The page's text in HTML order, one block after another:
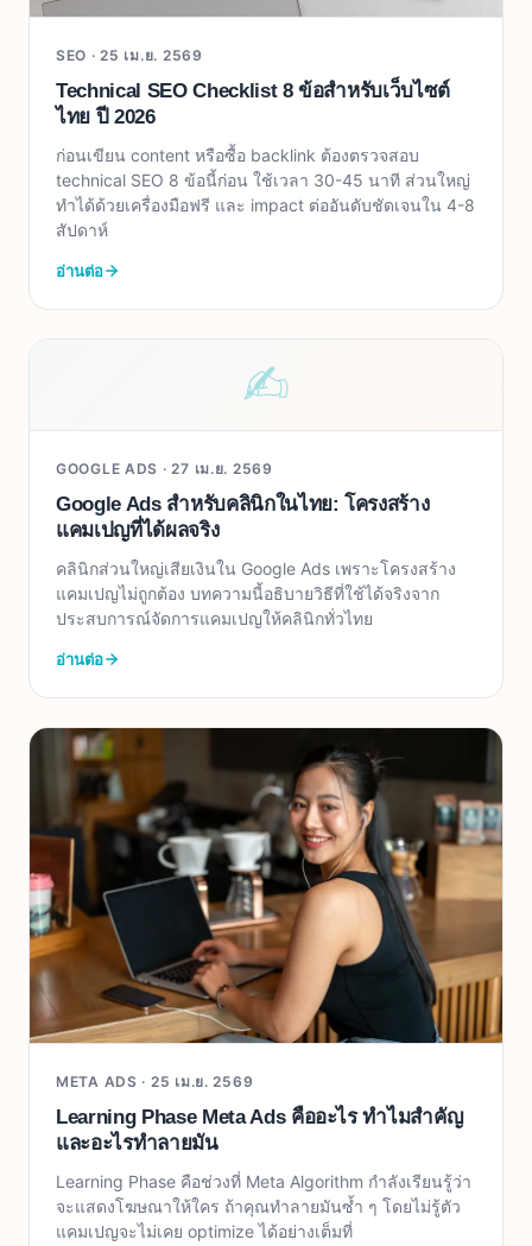
SEO ·25 เม.ย. 2569
Technical SEO Checklist 8 ข้อสำหรับเว็บไซต์
ไทย ปี 2026
ก่อนเขียน content หรือซื้อ backlink ต้องตรวจสอบ
technical SEO 8 ข้อนี้ก่อน ใช้เวลา 30-45 นาที ส่วนใหญ่
ทำได้ด้วยเครื่องมือฟรี และ impact ต่ออันดับชัดเจนใน 4-8
สัปดาห์
อ่านต่อ
✍︎
GOOGLE ADS ·27 เม.ย. 2569
Google Ads สำหรับคลินิกในไทย: โครงสร้าง
แคมเปญที่ได้ผลจริง
คลินิกส่วนใหญ่เสียเงินใน Google Ads เพราะโครงสร้าง
แคมเปญไม่ถูกต้อง บทความนี้อธิบายวิธีที่ใช้ได้จริงจาก
ประสบการณ์จัดการแคมเปญให้คลินิกทั่วไทย
อ่านต่อ
META ADS · 25 เม.ย. 2569
Learning Phase Meta Ads คืออะไร ทำไมสำคัญ
และอะไรทำลายมัน
Learning Phase คือช่วงที่ Meta Algorithm กำลังเรียนรู้ว่า
จะแสดงโฆษณาให้ใคร ถ้าคุณทำลายมันซ้ำ ๆ โดยไม่รู้ตัว
แคมเปญจะไม่เคย optimize ได้อย่างเต็มที่